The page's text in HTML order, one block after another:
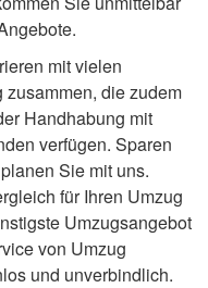
mit vielen
die zudem
Handhabung mit
verfügen. Sparen
Sie mit uns.
für Ihren Umzug
Umzugsangebot
von Umzug
und unverbindlich.